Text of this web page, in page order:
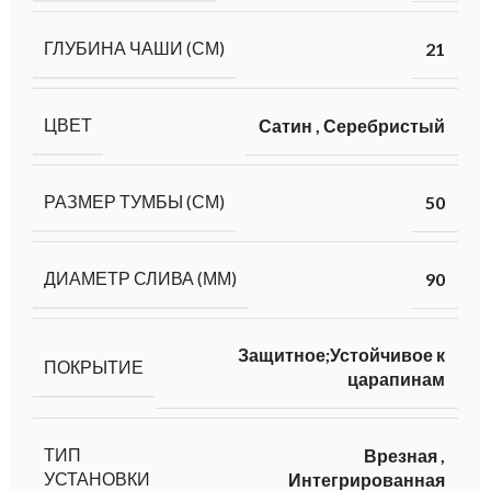
ГЛУБИНА ЧАШИ (СМ) 21
ЦВЕТ Сатин , Серебристый
РАЗМЕР ТУМБЫ (СМ) 50
ДИАМЕТР СЛИВА (ММ) 90
ПОКРЫТИЕ
Защитное;Устойчивое к
царапинам
ТИП
УСТАНОВКИ
Врезная,
Интегрированная